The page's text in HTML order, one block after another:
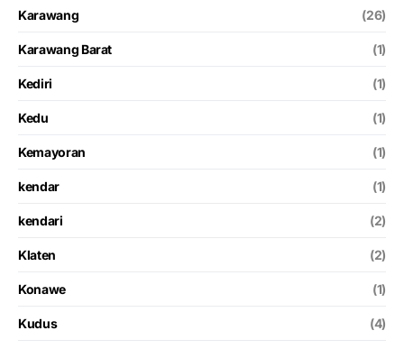
Karawang (26)
Karawang Barat (1)
Kediri (1)
Kedu (1)
Kemayoran (1)
kendar (1)
kendari (2)
Klaten (2)
Konawe (1)
Kudus (4)